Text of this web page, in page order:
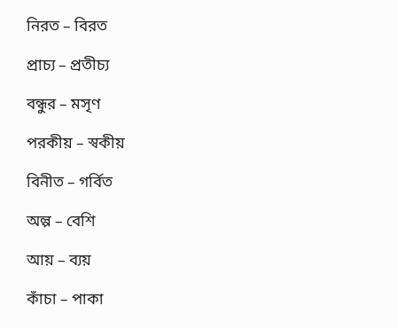
নিরত – বিরত
প্রাচ্য – প্রতীচ্য
বন্ধুর – মসৃণ
পরকীয় – স্বকীয়
বিনীত – গর্বিত
অল্প – বেশি
আয় – ব্যয়
কাঁচা – পাকা